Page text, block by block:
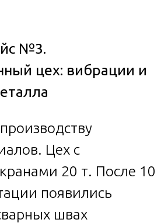
№3.
цех: вибрации и
Цех с
20 т. После 10
появились
швах